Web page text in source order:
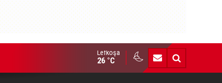
güneyinde yıllık enflasyon temmuzda yüzde 2,9 oldu
Lefkoşa
26 °C